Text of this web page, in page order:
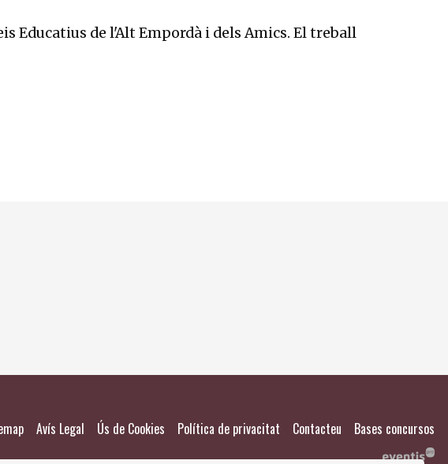
Educatius de l'Alt Empordà i dels Amics. El treball
Avís Legal Ús de Cookies Política de privacitat Contacteu Bases concursos